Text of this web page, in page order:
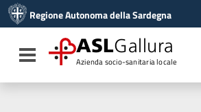
Vai al menu di navigazione
Vai al footer
Regione Autonoma della Sardegna
Toggle navigation
ASLGallura
Azienda socio-sanitaria locale